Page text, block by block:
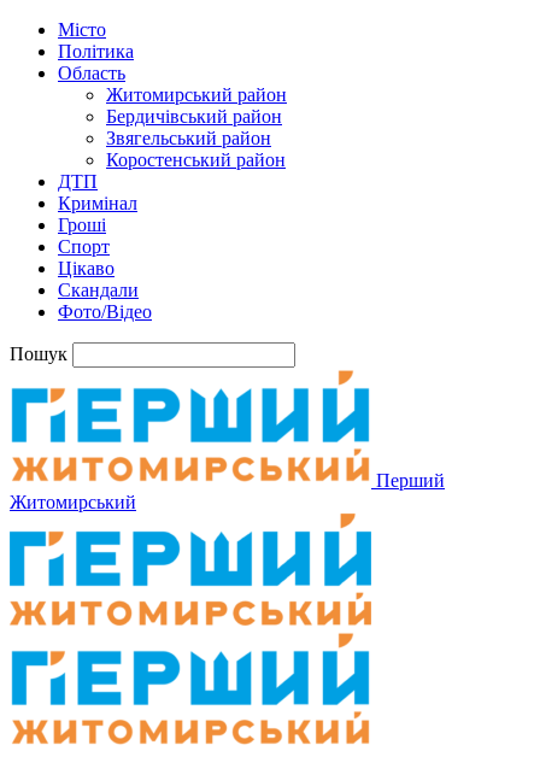
Місто
Політика
Область
Житомирський район
Бердичівський район
Звягельський район
Коростенський район
ДТП
Кримінал
Гроші
Спорт
Цікаво
Скандали
Фото/Відео
Пошук
Перший
Житомирський